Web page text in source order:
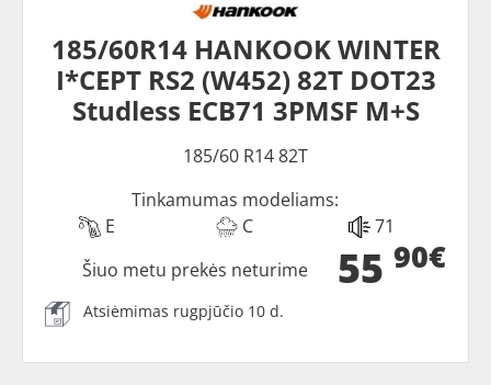
185/60R14 HANKOOK WINTER
I*CEPT RS2 (W452) 82T DOT23
Studless ECB71 3PMSF M+S
185/60 R14 82T
Tinkamumas modeliams:
E
C 71
55 90€
Šiuo metu prekės neturime
Atsiėmimas rugpjūčio 10 d.